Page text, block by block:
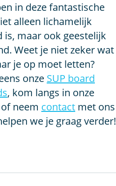
in deze fantastische
alleen lichamelijk
is, maar ook geestelijk
Weet je niet zeker wat
je op moet letten?
onze SUP board
, kom langs in onze
of neem contact met ons
we je graag verder!